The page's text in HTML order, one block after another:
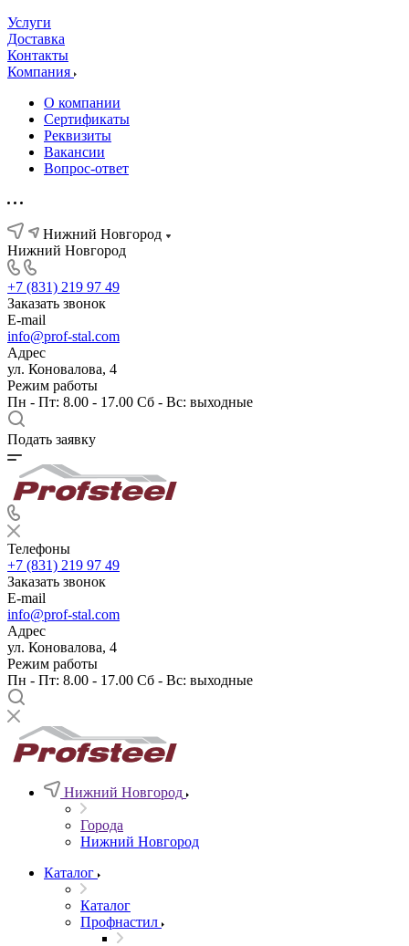
Услуги
Доставка
Контакты
Компания
О компании
Сертификаты
Реквизиты
Вакансии
Вопрос-ответ
Нижний Новгород
Нижний Новгород
+7 (831) 219 97 49
Заказать звонок
E-mail
info@prof-stal.com
Адрес
ул. Коновалова, 4
Режим работы
Пн - Пт: 8.00 - 17.00 Сб - Вс: выходные
Подать заявку
Телефоны
+7 (831) 219 97 49
Заказать звонок
E-mail
info@prof-stal.com
Адрес
ул. Коновалова, 4
Режим работы
Пн - Пт: 8.00 - 17.00 Сб - Вс: выходные
Нижний Новгород
Города
Нижний Новгород
Каталог
Каталог
Профнастил